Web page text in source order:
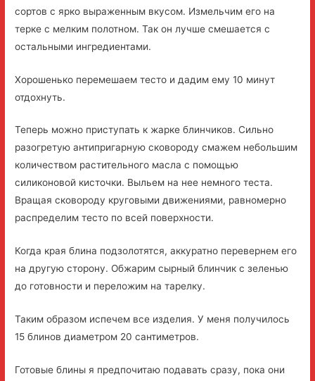
сортов с ярко выраженным вкусом. Измельчим его на
терке с мелким полотном. Так он лучше смешается с
остальными ингредиентами.
Хорошенько перемешаем тесто и дадим ему 10 минут
отдохнуть.
Теперь можно приступать к жарке блинчиков. Сильно
разогретую антипригарную сковороду смажем небольшим
количеством растительного масла с помощью
силиконовой кисточки. Выльем на нее немного теста.
Вращая сковороду круговыми движениями, равномерно
распределим тесто по всей поверхности.
Когда края блина подзолотятся, аккуратно перевернем его
на другую сторону. Обжарим сырный блинчик с зеленью
до готовности и переложим на тарелку.
Таким образом испечем все изделия. У меня получилось
15 блинов диаметром 20 сантиметров.
Готовые блины я предпочитаю подавать сразу, пока они